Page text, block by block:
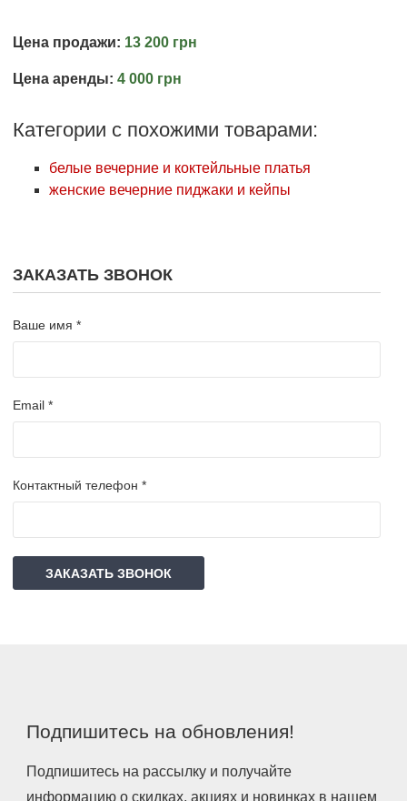
Цена продажи: 13 200 грн
Цена аренды: 4 000 грн
Категории с похожими товарами:
белые вечерние и коктейльные платья
женские вечерние пиджаки и кейпы
ЗАКАЗАТЬ ЗВОНОК
Ваше имя *
Email *
Контактный телефон *
ЗАКАЗАТЬ ЗВОНОК
Подпишитесь на обновления!
Подпишитесь на рассылку и получайте
информацию о скидках, акциях и новинках в нашем